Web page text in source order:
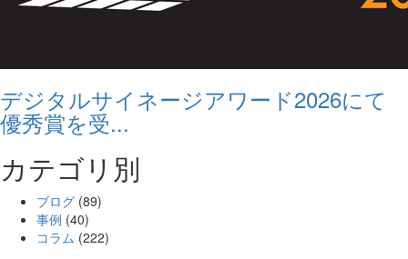
デジタルサイネージアワード2026にて
優秀賞を受...
カテゴリ別
ブログ (89)
事例 (40)
コラム (222)